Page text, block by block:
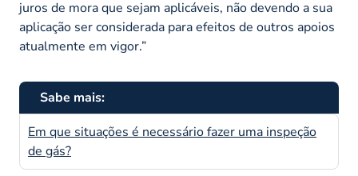
juros de mora que sejam aplicáveis, não devendo a sua
aplicação ser considerada para efeitos de outros apoios
atualmente em vigor.”
Sabe mais:
Em que situações é necessário fazer uma inspeção
de gás?